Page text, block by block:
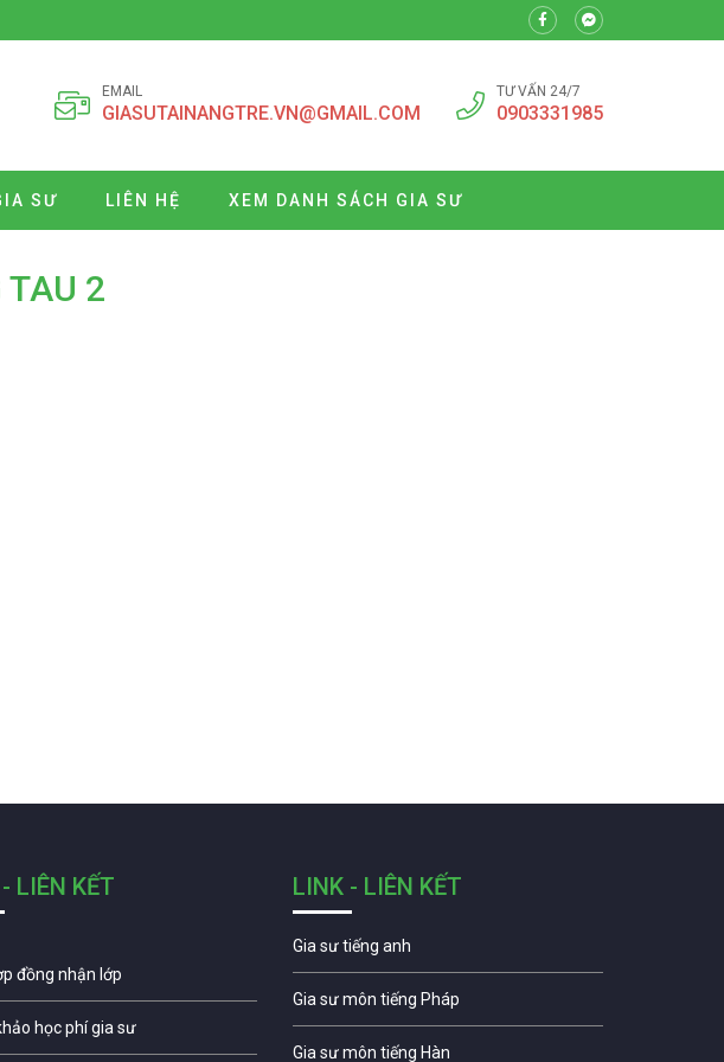
EMAIL
GIASUTAINANGTRE.VN@GMAIL.COM
TƯ VẤN 24/7
0903331985
SƯ LIÊN HỆ XEM DANH SÁCH GIA SƯ
TAU 2
LIÊN KẾT
đồng nhận lớp
học phí gia sư
LINK - LIÊN KẾT
Gia sư tiếng anh
Gia sư môn tiếng Pháp
Gia sư môn tiếng Hàn